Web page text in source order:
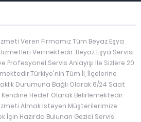
Veren Firmamız Tüm Beyaz Eşya
Vermektedir. Beyaz Eşya Servisi
Profesyonel Servis Anlayışı İle Sizlere 20
Tüm İl, İlçelerine
Durumuna Bağlı Olarak 6/24 Saat
Kendine Hedef Olarak Belirlemektedir.
Almak İsteyen Müşterilerimize
İçin Hazırda Bulunan Gezici Servis